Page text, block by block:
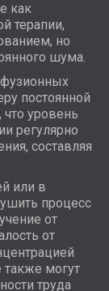
как
терапии,
но
шума.
постоянной
что уровень
регулярно
составляя
или в
процесс
от
от
также могут
труда